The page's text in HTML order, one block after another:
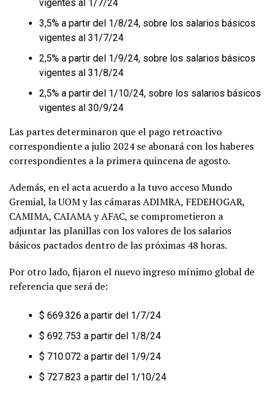
vigentes al 1/7/24
3,5% a partir del 1/8/24, sobre los salarios básicos
vigentes al 31/7/24
2,5% a partir del 1/9/24, sobre los salarios básicos
vigentes al 31/8/24
2,5% a partir del 1/10/24, sobre los salarios básicos
vigentes al 30/9/24
Las partes determinaron que el pago retroactivo
correspondiente a julio 2024 se abonará con los haberes
correspondientes a la primera quincena de agosto.
Además, en el acta acuerdo a la tuvo acceso Mundo
Gremial, la UOM y las cámaras ADIMRA, FEDEHOGAR,
CAMIMA, CAIAMA y AFAC, se comprometieron a
adjuntar las planillas con los valores de los salarios
básicos pactados dentro de las próximas 48 horas.
Por otro lado, fijaron el nuevo ingreso mínimo global de
referencia que será de:
$ 669.326 a partir del 1/7/24
$ 692.753 a partir del 1/8/24
$ 710.072 a partir del 1/9/24
$ 727.823 a partir del 1/10/24